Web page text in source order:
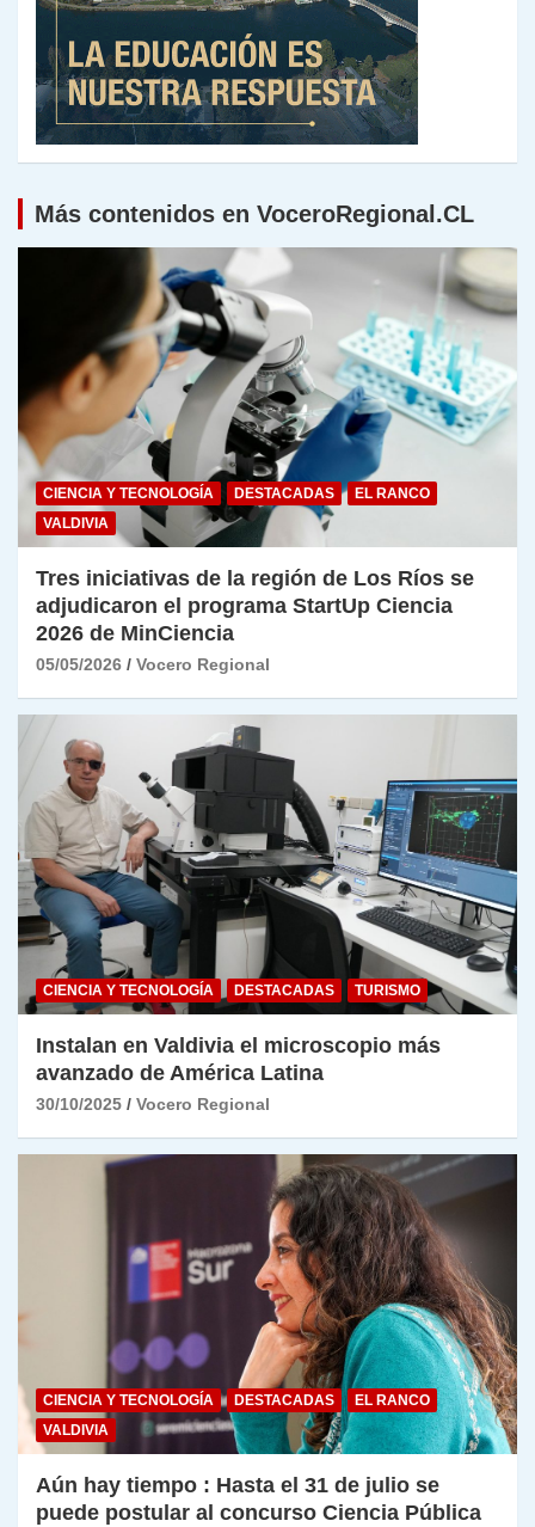
Más contenidos en VoceroRegional.CL
CIENCIA Y TECNOLOGÍA DESTACADAS
EL RANCO
VALDIVIA
Tres iniciativas de la región de Los Ríos se
adjudicaron el programa StartUp Ciencia
2026 de MinCiencia
05/05/2026 Vocero Regional
CIENCIA Y TECNOLOGÍA DESTACADAS TURISMO
Instalan en Valdivia el microscopio más
avanzado de América Latina
30/10/2025 Vocero Regional
CIENCIA Y TECNOLOGÍA DESTACADAS
EL RANCO
VALDIVIA
Aún hay tiempo : Hasta el 31 de julio se
puede postular al concurso Ciencia Pública